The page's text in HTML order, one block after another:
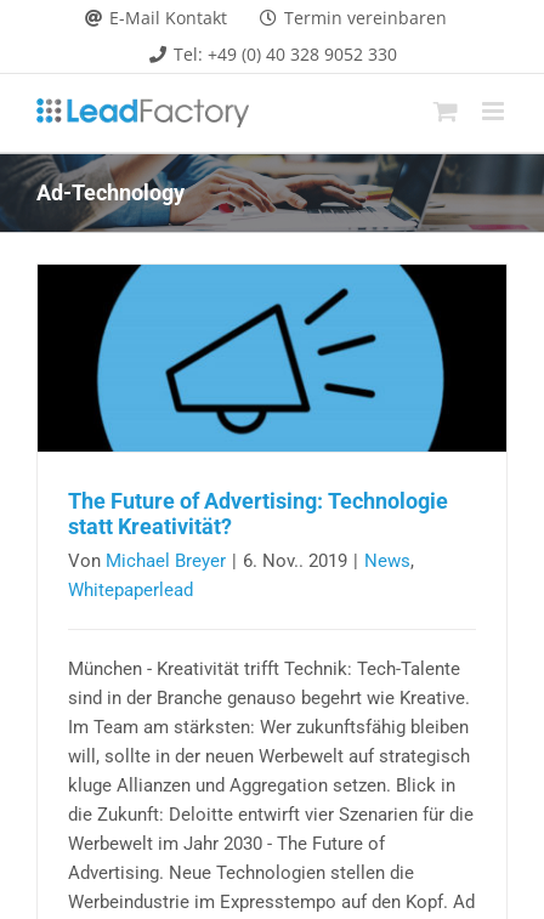
springen
E-Mail Kontakt
Termin vereinbaren
Tel: +49 (0) 40 328 9052 330
Ad-Technology
The Future of Advertising: Technologie
statt Kreativität?
Von Michael Breyer 6. Nov.. 2019 News,
Whitepaperlead
München - Kreativität trifft Technik: Tech-Talente
sind in der Branche genauso begehrt wie Kreative.
Im Team am stärksten: Wer zukunftsfähig bleiben
will, sollte in der neuen Werbewelt auf strategisch
kluge Allianzen und Aggregation setzen. Blick in
die Zukunft: Deloitte entwirft vier Szenarien für die
Werbewelt im Jahr 2030 - The Future of
Advertising. Neue Technologien stellen die
Werbeindustrie im Expresstempo auf den Kopf. Ad